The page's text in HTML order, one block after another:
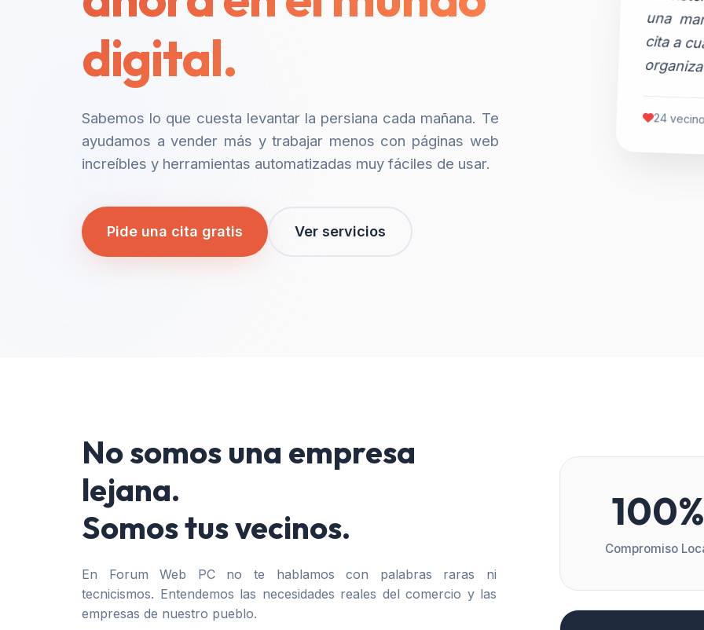
digital.
Sabemos lo que cuesta levantar la persiana cada mañana. Te
ayudamos a vender más y trabajar menos con páginas web
increíbles y herramientas automatizadas muy fáciles de usar.
Pide una cita gratis Ver servicios
24
No somos una empresa
lejana.
Somos tus vecinos.
En Forum Web PC no te hablamos con palabras raras ni
tecnicismos. Entendemos las necesidades reales del comercio y las
empresas de nuestro pueblo.
100%
Compromiso